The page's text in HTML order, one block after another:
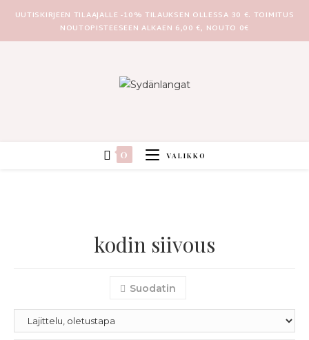
UUTISKIRJEEN TILAAJALLE -10% TILAUKSEN OLLESSA 30 €. TOIMITUS
NOUTOPISTEESEEN ALKAEN 6,00 €, NOUTO 0€
0 VALIKKO
kodin siivous
Suodatin